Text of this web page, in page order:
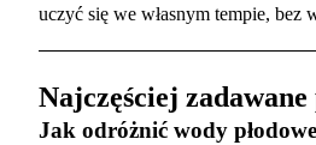
uczyć się we własnym tempie, bez
Najczęściej
Jak odróżnić wody